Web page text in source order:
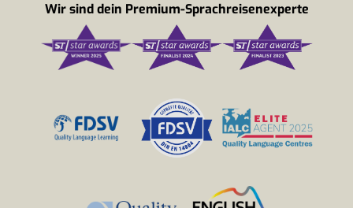
Wir sind dein Premium-Sprachreisenexperte